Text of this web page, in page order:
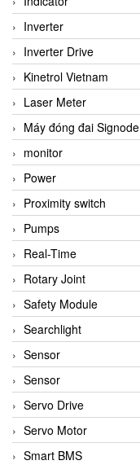
Inverter
Inverter Drive
Kinetrol Vietnam
Laser Meter
Máy đóng đai Signode
monitor
Power
Proximity switch
Pumps
Real-Time
Rotary Joint
Safety Module
Searchlight
Sensor
Sensor
Servo Drive
Servo Motor
Smart BMS